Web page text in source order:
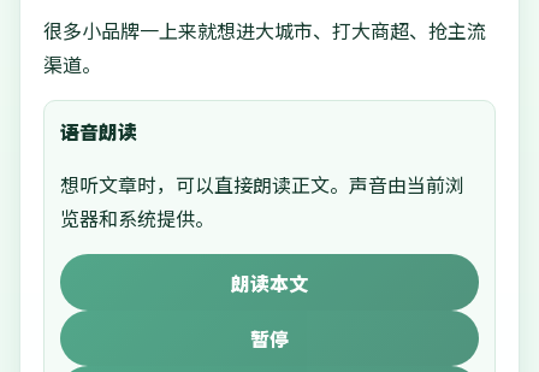
很多小品牌一上来就想进大城市、打大商超、抢主流
渠道。
语音朗读
想听文章时，可以直接朗读正文。声音由当前浏
览器和系统提供。
朗读本文
暂停